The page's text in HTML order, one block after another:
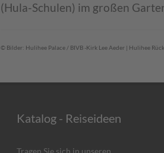
(Hula-Schulen) im großen
© Bilder: Hulihee Palace / BIVB -Kirk Lee Aeder | Hulihee
Katalog - Reiseideen
Tragen Sie sich in unseren